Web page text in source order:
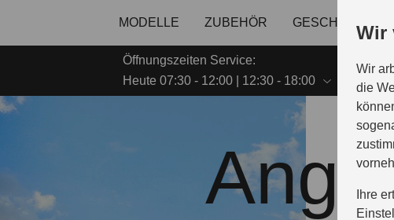
Wir
Wir
die
Ihre
MODELLE ZUBEHÖR
Öffnungszeiten Service:
Heute 07:30 - 12:00 | 12:30 - 18:00